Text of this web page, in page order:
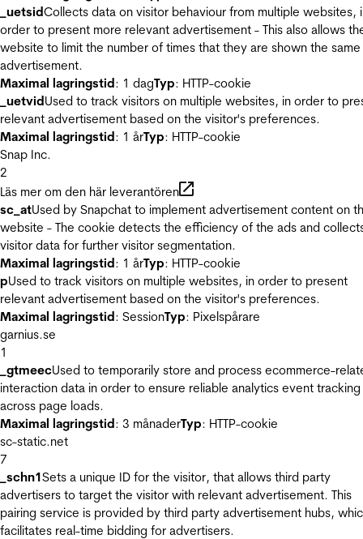
_uetsidCollects data on visitor behaviour from multiple websites,
order to present more relevant advertisement - This also allows
website to limit the number of times that they are shown the same
advertisement.
Maximal lagringstid: 1 dagTyp: HTTP-cookie
_uetvidUsed to track visitors on multiple websites, in order to
relevant advertisement based on the visitor's preferences.
Maximal lagringstid: 1 årTyp: HTTP-cookie
Snap Inc.
2
Läs mer om den här leverantören
sc_atUsed by Snapchat to implement advertisement content on
website - The cookie detects the efficiency of the ads and
visitor data for further visitor segmentation.
Maximal lagringstid: 1 årTyp: HTTP-cookie
pUsed to track visitors on multiple websites, in order to present
relevant advertisement based on the visitor's preferences.
Maximal lagringstid: SessionTyp: Pixelspårare
garnius.se
1
_gtmeecUsed to temporarily store and process ecommerce-
interaction data in order to ensure reliable analytics event tracking
across page loads.
Maximal lagringstid: 3 månaderTyp: HTTP-cookie
sc-static.net
7
_schn1Sets a unique ID for the visitor, that allows third party
advertisers to target the visitor with relevant advertisement. This
pairing service is provided by third party advertisement hubs,
facilitates real-time bidding for advertisers.